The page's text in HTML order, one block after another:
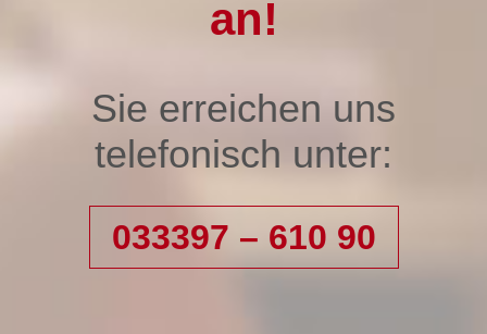
an!
Sie erreichen uns
telefonisch unter:
033397 – 610 90